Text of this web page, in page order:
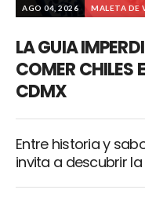
AGO 04, 2026 MALETA DE
LA GUIA
COMER CHILES
CDMX
Entre historia y
invita a descubrir